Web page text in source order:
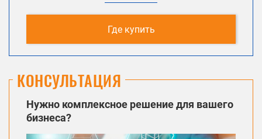
Где купить
КОНСУЛЬТАЦИЯ
Нужно комплексное решение для вашего
бизнеса?